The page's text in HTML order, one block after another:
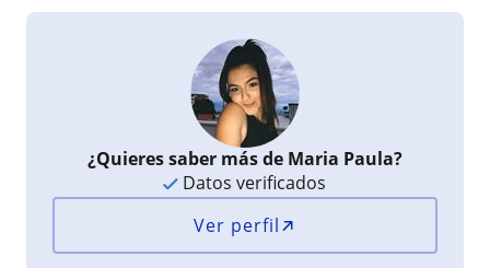
¿Quieres saber más de Maria Paula?
Datos verificados
Ver perfil